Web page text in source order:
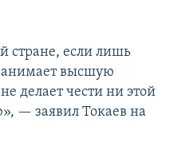
стране, если лишь
высшую
делает чести ни этой
— заявил Токаев на